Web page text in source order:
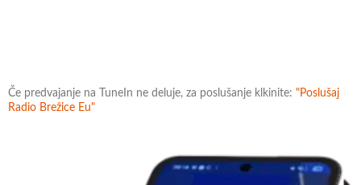
Če predvajanje na TuneIn ne deluje, za poslušanje klkinite: "Poslušaj
Radio Brežice Eu"